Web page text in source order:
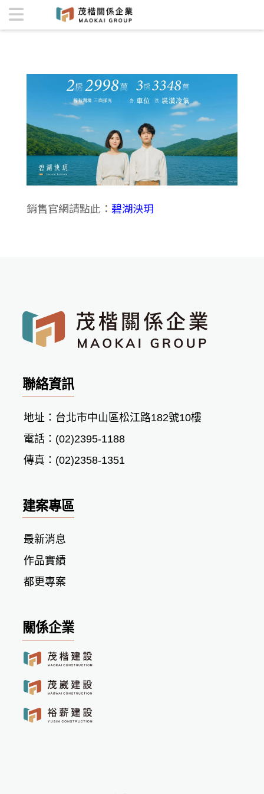
碧湖泱玥 | 茂楷關係企業
銷售官網請點此： 碧湖泱玥
聯絡資訊
地址：台北市中山區松江路182號10樓
電話：(02)2395-1188
傳真：(02)2358-1351
建案專區
最新消息
作品實績
都更專案
關係企業